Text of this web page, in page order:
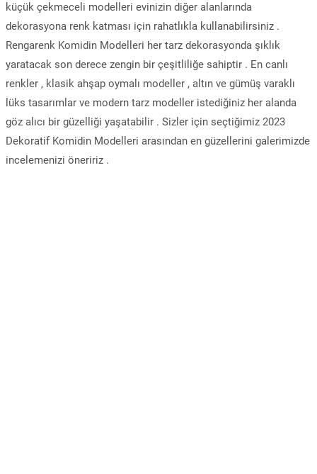
küçük çekmeceli modelleri evinizin diğer alanlarında
dekorasyona renk katması için rahatlıkla kullanabilirsiniz .
Rengarenk Komidin Modelleri her tarz dekorasyonda şıklık
yaratacak son derece zengin bir çeşitliliğe sahiptir . En canlı
renkler , klasik ahşap oymalı modeller , altın ve gümüş varaklı
lüks tasarımlar ve modern tarz modeller istediğiniz her alanda
göz alıcı bir güzelliği yaşatabilir . Sizler için seçtiğimiz 2023
Dekoratif Komidin Modelleri arasından en güzellerini galerimizde
incelemenizi öneririz .